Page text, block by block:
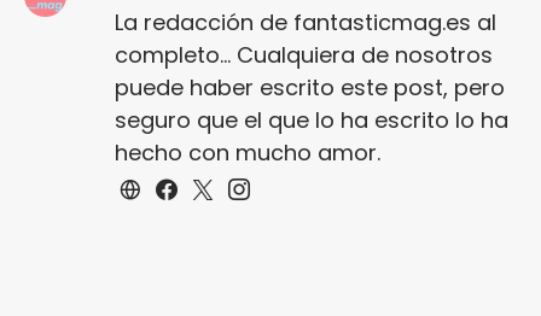
La redacción de fantasticmag.es al
completo... Cualquiera de nosotros
puede haber escrito este post, pero
seguro que el que lo ha escrito lo ha
hecho con mucho amor.